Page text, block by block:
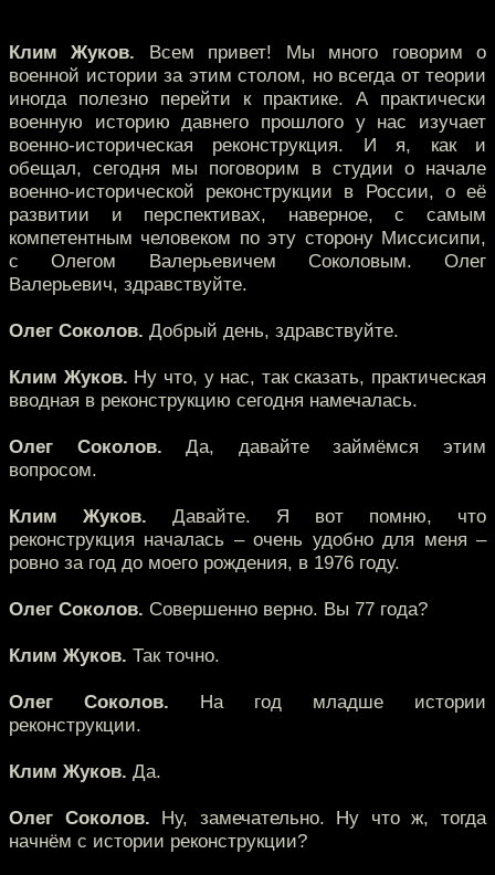
Клим Жуков. Всем привет! Мы много говорим о
военной истории за этим столом, но всегда от теории
иногда полезно перейти к практике. А практически
военную историю давнего прошлого у нас изучает
военно-историческая реконструкция. И я, как и
обещал, сегодня мы поговорим в студии о начале
военно-исторической реконструкции в России, о её
развитии и перспективах, наверное, с самым
компетентным человеком по эту сторону Миссисипи,
с Олегом Валерьевичем Соколовым. Олег
Валерьевич, здравствуйте.
Олег Соколов. Добрый день, здравствуйте.
Клим Жуков. Ну что, у нас, так сказать, практическая
вводная в реконструкцию сегодня намечалась.
Олег Соколов. Да, давайте займёмся этим
вопросом.
Клим Жуков. Давайте. Я вот помню, что
реконструкция началась – очень удобно для меня –
ровно за год до моего рождения, в 1976 году.
Олег Соколов. Совершенно верно. Вы 77 года?
Клим Жуков. Так точно.
Олег Соколов. На год младше истории
реконструкции.
Клим Жуков. Да.
Олег Соколов. Ну, замечательно. Ну что ж, тогда
начнём с истории реконструкции?